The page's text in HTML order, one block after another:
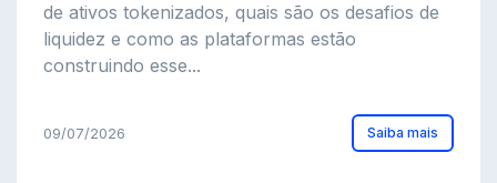
de ativos tokenizados, quais são os desafios de
liquidez e como as plataformas estão
construindo esse...
09/07/2026 Saiba mais